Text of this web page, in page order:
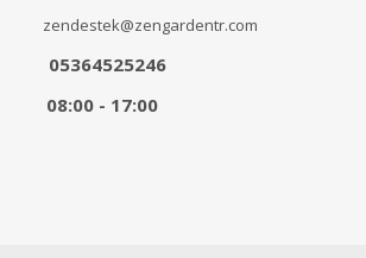
zendestek@zengardentr.com
05364525246
08:00 - 17:00